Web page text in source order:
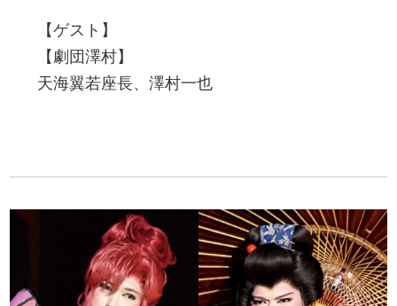
【ゲスト】
【劇団澤村】
天海翼若座長、澤村一也